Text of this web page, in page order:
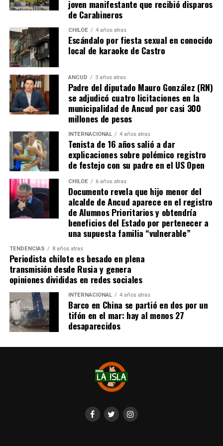
Voces al unísono se escuchan y se repiten en redes
sociales, el pedido de donar ese excedente al Dante Jara
resuena desde todo Chiloé, cuna del apoyo recibido por
parte de Camila Gómez, hasta nuestro lejano norte. Es
que, a diferencia del conocido dicho, en este caso, todos
los caminos conducen a… La Moneda y, mientras se
espera ese gesto por parte de la madre del pequeño
Tomás, los pasos siguen quemando los pies de Fernando
en pos de que cada kilómetro recorrido, signifique más
que una llegada a Santiago, un arribo a la cura de su hijo
Actualmente, Gómez se encuentra en Santiago
realizando trámites y participando como invitada en
distintos medios de comunicación. Aunque aún no tiene
una fecha exacta para su viaje a Estados Unidos, donde
se administra el medicamento, indicó que esperan
realizarlo «a mediados de junio».
Cabe destacar que, pese a que se logró reunir el dinero y,
por ende, la meta se cumplió, continúan circulando por
redes sociales, eventos a beneficios de Tomás Ross.
¿Como ayudar?
Instagram, Dante_contra_duchenne
Fernando Jara (padre)
19.968.680-1
Banco Falabella, cuenta corriente
11510154944
fernandokine1998@gmail.com
joven manifestante que recibió disparos
de Carabineros
CHILOE 4 años atras
Escándalo por fiesta sexual en conocido
local de karaoke de Castro
ANCUD 3 años atras
Padre del diputado Mauro González (RN)
se adjudicó cuatro licitaciones en la
municipalidad de Ancud por casi 300
millones de pesos
INTERNACIONAL 4 años atras
Tenista de 16 años salió a dar
explicaciones sobre polémico registro
de festejo con su padre en el US Open
CHILOE 6 años atras
Documento revela que hijo menor del
alcalde de Ancud aparece en el registro
de Alumnos Prioritarios y obtendría
beneficios del Estado por pertenecer a
una supuesta familia “vulnerable”
TENDENCIAS 8 años atras
Periodista chilote es besado en plena
transmisión desde Rusia y genera
opiniones divididas en redes sociales
INTERNACIONAL 4 años atras
Barco en China se partió en dos por un
tifón en el mar: hay al menos 27
desaparecidos